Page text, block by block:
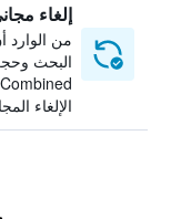
إلغاء
من الوارد
البحث
الإلغاء